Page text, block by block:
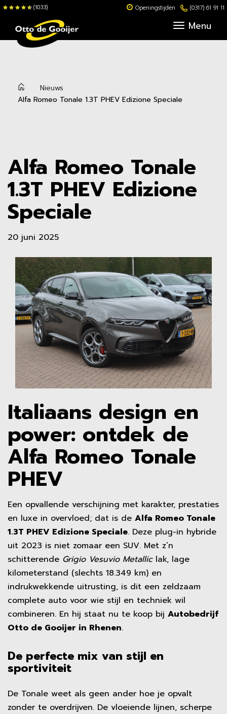
(1033) Openingstijden (0317) 61 91 11
Menu
b
Nieuws
Alfa Romeo Tonale 1.3T PHEV Edizione Speciale
Alfa Romeo Tonale
1.3T PHEV Edizione
Speciale
20 juni 2025
Italiaans design en
power: ontdek de
Alfa Romeo Tonale
PHEV
Een opvallende verschijning met karakter, prestaties
en luxe in overvloed; dat is de Alfa Romeo Tonale
1.3T PHEV Edizione Speciale. Deze plug-in hybride
uit 2023 is niet zomaar een SUV. Met z’n
schitterende Grigio Vesuvio Metalliclak, lage
kilometerstand (slechts 18.349 km) en
indrukwekkende uitrusting, is dit een zeldzaam
complete auto voor wie stijl en techniek wil
combineren. En hij staat nu te koop bij Autobedrijf
Otto de Gooijer in Rhenen.
De perfecte mix van stijl en
sportiviteit
De Tonale weet als geen ander hoe je opvalt
zonder te overdrijven. De vloeiende lijnen, scherpe